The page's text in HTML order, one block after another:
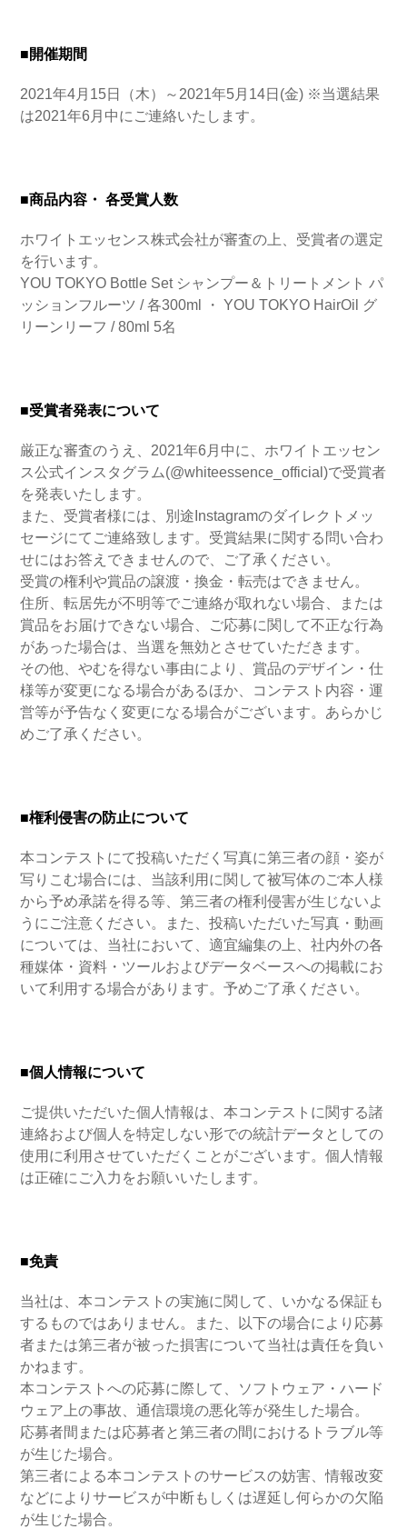
■開催期間
2021年4月15日（木）～2021年5月14日(金) ※当選結果
は2021年6月中にご連絡いたします。
■商品内容・ 各受賞人数
ホワイトエッセンス株式会社が審査の上、受賞者の選定
を行います。
YOU TOKYO Bottle Set シャンプー＆トリートメント パ
ッションフルーツ / 各300ml ・ YOU TOKYO HairOil グ
リーンリーフ / 80ml 5名
■受賞者発表について
厳正な審査のうえ、2021年6月中に、ホワイトエッセン
ス公式インスタグラム(@whiteessence_official)で受賞者
を発表いたします。
また、受賞者様には、別途Instagramのダイレクトメッ
セージにてご連絡致します。受賞結果に関する問い合わ
せにはお答えできませんので、ご了承ください。
受賞の権利や賞品の譲渡・換金・転売はできません。
住所、転居先が不明等でご連絡が取れない場合、または
賞品をお届けできない場合、ご応募に関して不正な行為
があった場合は、当選を無効とさせていただきます。
その他、やむを得ない事由により、賞品のデザイン・仕
様等が変更になる場合があるほか、コンテスト内容・運
営等が予告なく変更になる場合がございます。あらかじ
めご了承ください。
■権利侵害の防止について
本コンテストにて投稿いただく写真に第三者の顔・姿が
写りこむ場合には、当該利用に関して被写体のご本人様
から予め承諾を得る等、第三者の権利侵害が生じないよ
うにご注意ください。また、投稿いただいた写真・動画
については、当社において、適宜編集の上、社内外の各
種媒体・資料・ツールおよびデータベースへの掲載にお
いて利用する場合があります。予めご了承ください。
■個人情報について
ご提供いただいた個人情報は、本コンテストに関する諸
連絡および個人を特定しない形での統計データとしての
使用に利用させていただくことがございます。個人情報
は正確にご入力をお願いいたします。
■免責
当社は、本コンテストの実施に関して、いかなる保証も
するものではありません。また、以下の場合により応募
者または第三者が被った損害について当社は責任を負い
かねます。
本コンテストへの応募に際して、ソフトウェア・ハード
ウェア上の事故、通信環境の悪化等が発生した場合。
応募者間または応募者と第三者の間におけるトラブル等
が生じた場合。
第三者による本コンテストのサービスの妨害、情報改変
などによりサービスが中断もしくは遅延し何らかの欠陥
が生じた場合。